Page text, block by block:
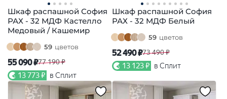
Шкаф распашной София
РАХ - 32 МДФ Кастелло
Медовый / Кашемир
59 цветов
55 090 ₽77 190 ₽
13 773 ₽ в Сплит
Шкаф распашной София
РАХ - 32 МДФ Белый
59 цветов
52 490 ₽73 490 ₽
13 123 ₽ в Сплит